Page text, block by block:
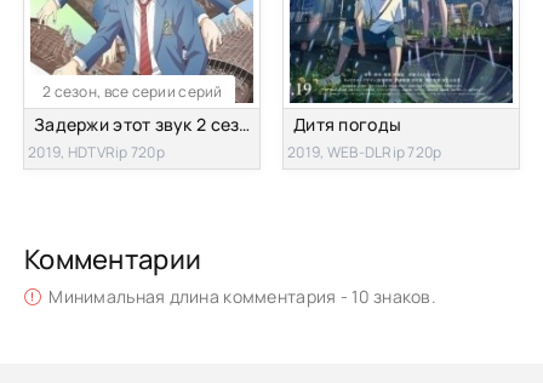
2 сезон, все серии серий
Задержи этот звук 2 сезон [все серии]
2019, HDTVRip 720p
Дитя погоды
2019, WEB-DLRip 720p
Комментарии
Минимальная длина комментария - 10 знаков.